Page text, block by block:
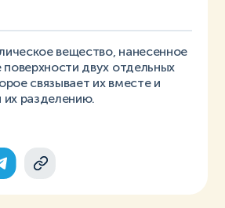
вещество, нанесенное
двух отдельных
связывает их вместе и
их разделению.